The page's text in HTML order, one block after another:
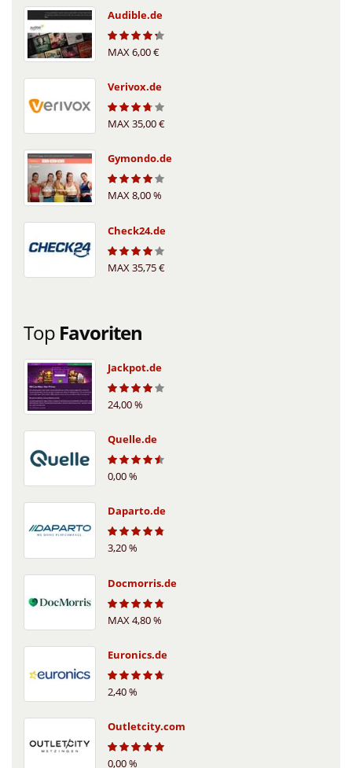
Audible.de
4.2
MAX 6,00 €
Verivox.de
3.6
MAX 35,00 €
Gymondo.de
3.8
MAX 8,00 %
Check24.de
3.9
MAX 35,75 €
Top Favoriten
Jackpot.de
4
24,00 %
Quelle.de
4.4
0,00 %
Daparto.de
4.7
3,20 %
Docmorris.de
4.7
MAX 4,80 %
Euronics.de
4.6
2,40 %
Outletcity.com
4.8
0,00 %